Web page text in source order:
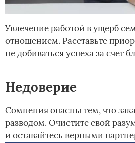
Увлечение работой в ущерб
отношением. Расставьте
не добиваться успеха за счет
Недоверие
Сомнения опасны тем, что
разводом. Очистите свой
и оставайтесь верными